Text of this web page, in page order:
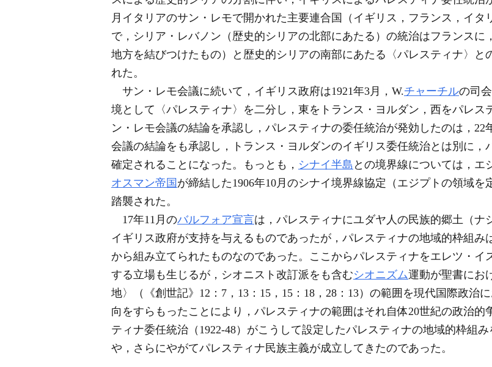
月イタリアのサン・レモで開かれた主要連合国（イギリス，フランス，イ
で，シリア・レバノン（歴史的シリアの北部にあたる）の統治はフランスに
地方を結びつけたもの）と歴史的シリアの南部にあたる〈パレスティナ〉と
れた。
サン・レモ会議に続いて，イギリス政府は1921年3月，W.チャーチルの司
境として〈パレスティナ〉を二分し，東をトランス・ヨルダン，西をパレ
ン・レモ会議の結論を承認し，パレスティナの委任統治が発効したのは，22
会議の結論をも承認し，トランス・ヨルダンのイギリス委任統治とは別に
確定されることになった。もっとも， シナイ半島 との境界線については，エ
オスマン帝国 が締結した1906年10月のシナイ境界線協定（エジプトの領域
踏襲された。
17年11月のバルフォア宣言は，パレスティナにユダヤ人の民族的郷土（ナ
イギリス政府が支持を与えるものであったが，パレスティナの地域的枠組
から組み立てられたものなのであった。ここからパレスティナをエレツ・イ
する立場も生じるが，シオニスト改訂派をも含むシオニズム運動が聖書にお
地〉（《創世記》12：7，13：15，15：18，28：13）の範囲を現代国際政治
向をすらもったことにより，パレスティナの範囲はそれ自体20世紀の政治
ティナ委任統治（1922-48）がこうして設定したパレスティナの地域的枠組み
や，さらにやがてパレスティナ民族主義が成立してきたのであった。